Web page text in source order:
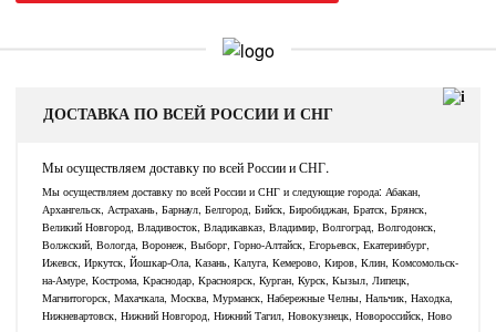
ДОСТАВКА ПО ВСЕЙ РОССИИ И СНГ
Мы осуществляем доставку по всей России и СНГ.
Мы осуществляем доставку по всей России и СНГ и следующие города: Абакан,
Архангельск, Астрахань, Барнаул, Белгород, Бийск, Биробиджан, Братск, Брянск,
Великий Новгород, Владивосток, Владикавказ, Владимир, Волгоград, Волгодонск,
Волжский, Вологда, Воронеж, Выборг, Горно-Алтайск, Егорьевск, Екатеринбург,
Ижевск, Иркутск, Йошкар-Ола, Казань, Калуга, Кемерово, Киров, Клин, Комсомольск-
на-Амуре, Кострома, Краснодар, Красноярск, Курган, Курск, Кызыл, Липецк,
Магнитогорск, Махачкала, Москва, Мурманск, Набережные Челны, Нальчик, Находка,
Нижневартовск, Нижний Новгород, Нижний Тагил, Новокузнецк, Новороссийск, Ново